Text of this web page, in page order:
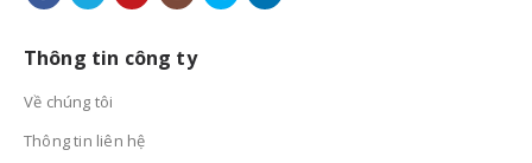
Thông tin công ty
Về chúng tôi
Thông tin liên hệ